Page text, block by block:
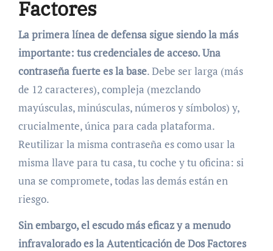
Factores
La primera línea de defensa sigue siendo la más
importante: tus credenciales de acceso. Una
contraseña fuerte es la base. Debe ser larga (más
de 12 caracteres), compleja (mezclando
mayúsculas, minúsculas, números y símbolos) y,
crucialmente, única para cada plataforma.
Reutilizar la misma contraseña es como usar la
misma llave para tu casa, tu coche y tu oficina: si
una se compromete, todas las demás están en
riesgo.
Sin embargo, el escudo más eficaz y a menudo
infravalorado es la Autenticación de Dos Factores